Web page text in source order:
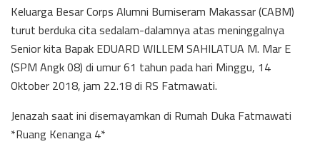
Keluarga Besar Corps Alumni Bumiseram Makassar (CABM)
turut berduka cita sedalam-dalamnya atas meninggalnya
Senior kita Bapak EDUARD WILLEM SAHILATUA M. Mar E
(SPM Angk 08) di umur 61 tahun pada hari Minggu, 14
Oktober 2018, jam 22.18 di RS Fatmawati.
Jenazah saat ini disemayamkan di Rumah Duka Fatmawati
*Ruang Kenanga 4*